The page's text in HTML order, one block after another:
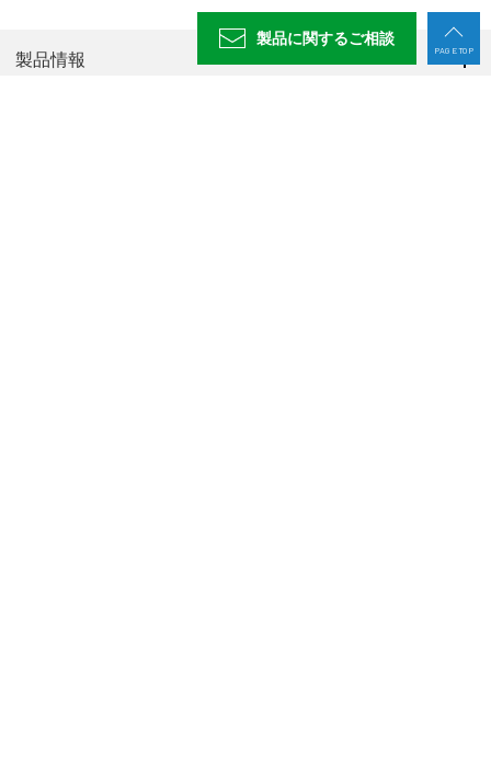
製品に関するご相談
PAGE TOP
製品情報